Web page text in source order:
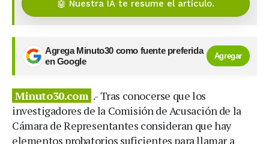
🤖 Nuestra IA te resume el artículo.
Agrega Minuto30 como fuente preferida
en Google
Agregar
Minuto30.com .- Tras conocerse que los
investigadores de la Comisión de Acusación de la
Cámara de Representantes consideran que hay
elementos probatorios suficientes para llamar a